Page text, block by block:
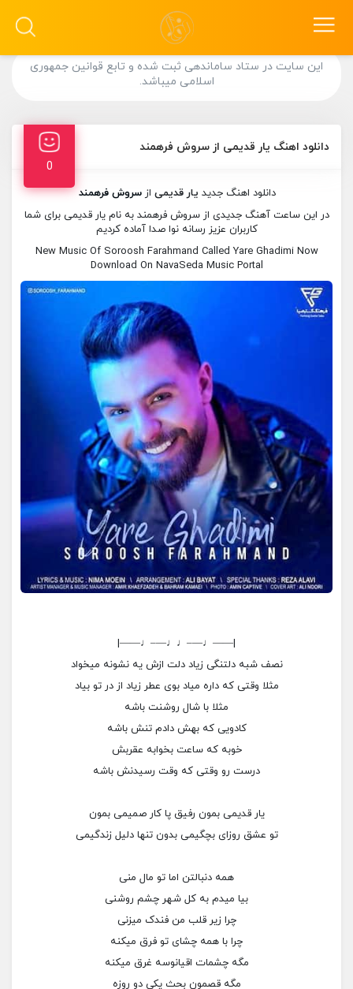
این سایت در ستاد ساماندهی ثبت شده و تابع قوانین جمهوری
اسلامی میباشد.
دانلود اهنگ یار قدیمی از سروش فرهمند
0
دانلود اهنگ جدید یار قدیمی از سروش فرهمند
در این ساعت آهنگ جدیدی از سروش فرهمند به نام یار قدیمی برای شما
کاربران عزیز رسانه نوا صدا آماده کردیم
New Music Of Soroosh Farahmand Called Yare Ghadimi Now
Download On NavaSeda Music Portal
|——♩—–♩♩—–♩——|
نصف شبه دلتنگی زیاد دلت ازش یه نشونه میخواد
مثلا وقتی که داره میاد بوی عطر زیاد از در تو بیاد
مثلا با شال روشنت باشه
کادویی که بهش دادم تنش باشه
خوبه که ساعت بخوابه عقربش
درست رو وقتی که وقت رسیدنش باشه
یار قدیمی بمون رفیق پا کار صمیمی بمون
تو عشق روزای بچگیمی بدون تنها دلیل زندگیمی
همه دنبالتن اما تو مال منی
بیا میدم به کل شهر چشم روشنی
چرا زیر قلب من فندک میزنی
چرا با همه چشای تو فرق میکنه
مگه چشمات اقیانوسه غرق میکنه
مگه قصمون بحث یکی دو روزه